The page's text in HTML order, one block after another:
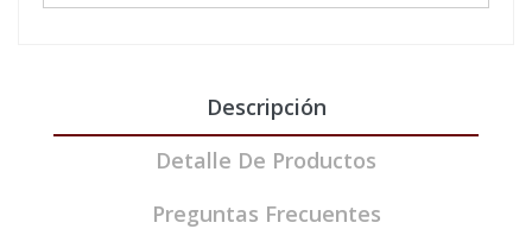
Descripción
Detalle De Productos
Preguntas Frecuentes